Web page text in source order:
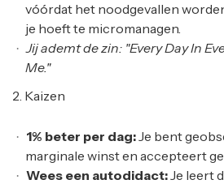
vóórdat het noodgevallen
je hoeft te micromanagen.
Jij ademt de zin: "Every Day In
Me."
2. Kaizen
1% beter per dag:Je bent
marginale winst en accepteert
Wees een autodidact:Je leert